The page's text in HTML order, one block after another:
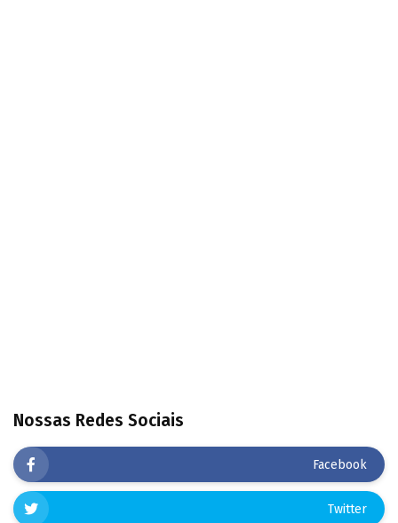
Nossas Redes Sociais
Facebook
Twitter